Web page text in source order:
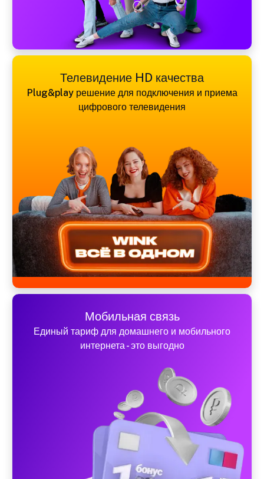
Телевидение HD качества
Plug&play решение для подключения и приема
цифрового телевидения
Мобильная связь
Единый тариф для домашнего и мобильного
интернета - это выгодно